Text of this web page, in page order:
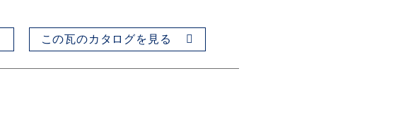
この瓦のカタログを見る